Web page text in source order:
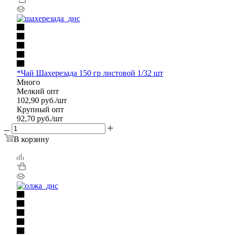
*Чай Шахерезада 150 гр листовой 1/32 шт
Много
Мелкий опт
102,90 руб./шт
Крупный опт
92,70 руб./шт
В корзину